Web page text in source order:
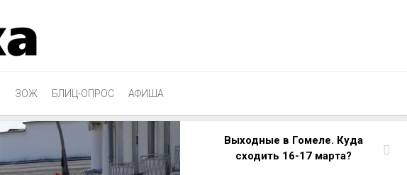
ЗОЖ БЛИЦ-ОПРОС АФИША
Выходные в Гомеле. Куда
сходить 16-17 марта?